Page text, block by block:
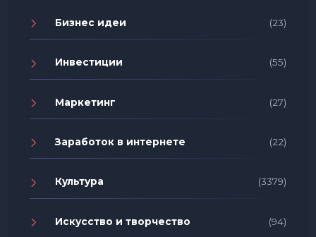
Бизнес идеи (23)
Инвестиции (55)
Маркетинг (27)
Заработок в интернете (22)
Культура (3379)
Искусство и творчество (94)